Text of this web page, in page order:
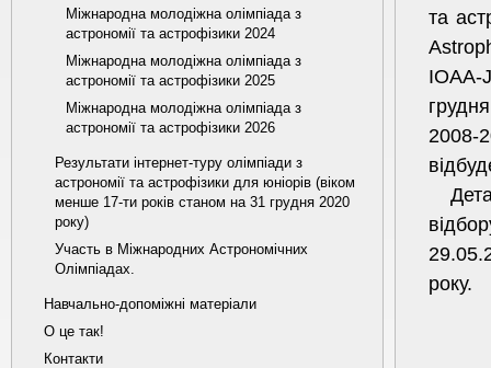
Міжнародна молодіжна олімпіада з
астрономії та астрофізики 2024
Міжнародна молодіжна олімпіада з
астрономії та астрофізики 2025
Міжнародна молодіжна олімпіада з
астрономії та астрофізики 2026
Результати інтернет-туру олімпіади з
астрономії та астрофізики для юніорів (віком
менше 17-ти років станом на 31 грудня 2020
року)
Участь в Міжнародних Астрономічних
Олімпіадах.
Навчально-допоміжні матеріали
О це так!
Контакти
та
IOAA-
року.